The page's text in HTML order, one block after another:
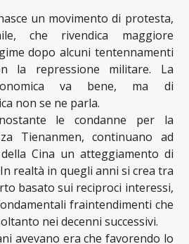
un movimento di protesta,
che rivendica maggiore
dopo alcuni tentennamenti
la repressione militare. La
va bene, ma di
non se ne parla.
le condanne per la
Tienanmen, continuano ad
Cina un atteggiamento di
realtà in quegli anni si crea tra
basato sui reciproci interessi,
fraintendimenti che
nei decenni successivi.
avevano era che favorendo lo